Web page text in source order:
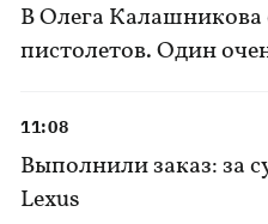
В Олега Калашникова
пистолетов. Один
Выполнили заказ: за
Lexus
11:08